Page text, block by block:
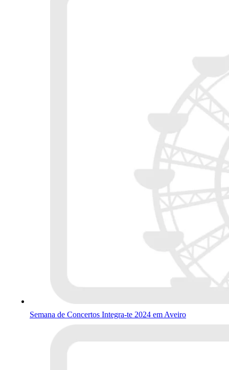
Semana de Concertos Integra-te 2024 em Aveiro